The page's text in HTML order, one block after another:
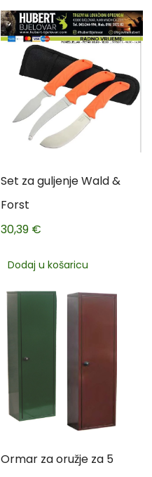
Set za guljenje Wald &
Forst
30,39 €
Dodaj u košaricu
Ormar za oružje za 5